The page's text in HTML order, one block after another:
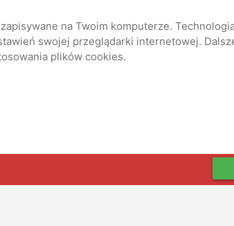
na Twoim komputerze.
swojej przeglądarki internetowej.
plików cookies.